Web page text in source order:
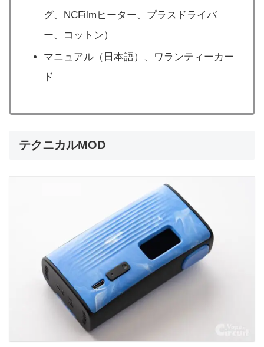
グ、NCFilmヒーター、プラスドライバ
ー、コットン）
マニュアル（日本語）、ワランティーカー
ド
テクニカルMOD